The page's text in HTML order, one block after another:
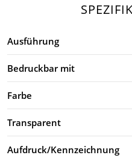
Ausführung
Bedruckbar mit
Farbe
Transparent
Aufdruck/Kennzeichnung